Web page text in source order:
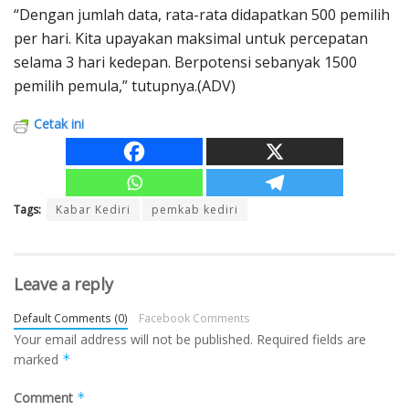
“Dengan jumlah data, rata-rata didapatkan 500 pemilih
per hari. Kita upayakan maksimal untuk percepatan
selama 3 hari kedepan. Berpotensi sebanyak 1500
pemilih pemula,” tutupnya.(ADV)
Cetak ini
Tags: Kabar Kediri pemkab kediri
Leave a reply
Default Comments (0) Facebook Comments
Your email address will not be published. Required fields are
marked *
Comment *